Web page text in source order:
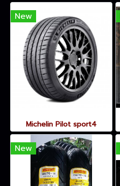
New
Michelin Pilot sport4
New